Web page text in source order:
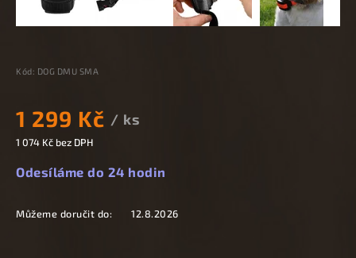
Kód: DOG DMU SMA
1 299 Kč / ks
1 074 Kč bez DPH
Odesíláme do 24 hodin
Můžeme doručit do: 12.8.2026